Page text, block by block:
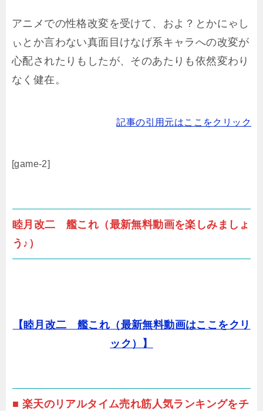
アニメでの性格改変を受けて、およ？とかにゃし
ぃとか言わない真面目けなげ系キャラへの改変が
心配されたりもしたが、そのあたりも依然変わり
なく健在。
記事の引用元はここをクリック
[game-2]
睦月改二 艦これ（最新無料動画を楽しみましょ
う♪）
【睦月改二 艦これ（最新無料動画はここをクリ
ック）】
■ 楽天のリアルタイム売れ筋人気ランキングをチ